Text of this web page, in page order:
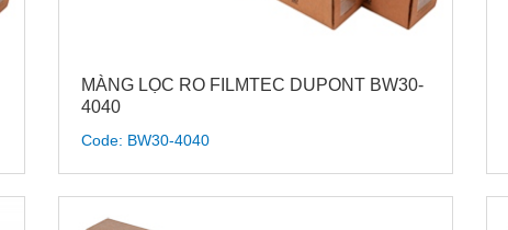
MÀNG LỌC RO FILMTEC DUPONT BW30-
4040
Code: BW30-4040